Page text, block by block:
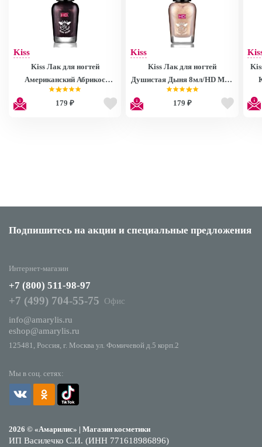
Kiss
Kiss Лак для ногтей
Американский Абрикос
8мл/HD Mini Nail Polish
MNP28
179 ₽
Kiss
Kiss Лак для ногтей
Душистая Дыня 8мл/HD Mini
Nail Polish MNP27
179 ₽
Подпишитесь на акции и специальные предложения
Мы в соц. сетях:
2026 © «Амарилис» | Магазин косметики
ИП Василечко С.И. (ИНН 771618986896)
Интернет-магазин
+7 (800) 511-98-97
+7 (499) 704-55-75
Офис
info@amarylis.ru
eshop@amarylis.ru
125481, Россия, г. Москва ул. Фомичевой д.5 корп.2